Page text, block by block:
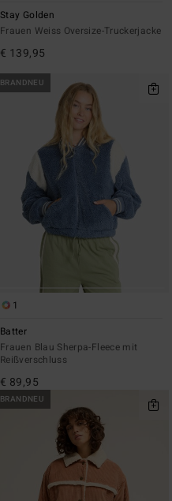
Stay Golden
Frauen Weiss Oversize-Truckerjacke
€ 139,95
BRANDNEU
1
Batter
Frauen Blau Sherpa-Fleece mit
Reißverschluss
€ 89,95
BRANDNEU